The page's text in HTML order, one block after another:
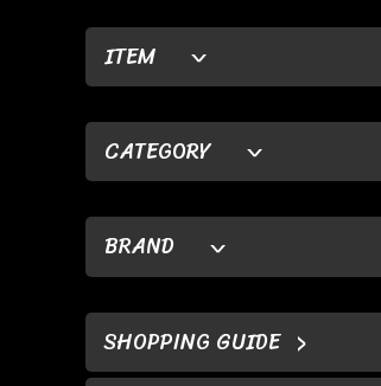
ITEM
CATEGORY
BRAND
SHOPPING GUIDE